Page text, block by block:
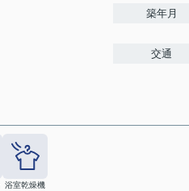
築年月
交通
浴室乾燥機